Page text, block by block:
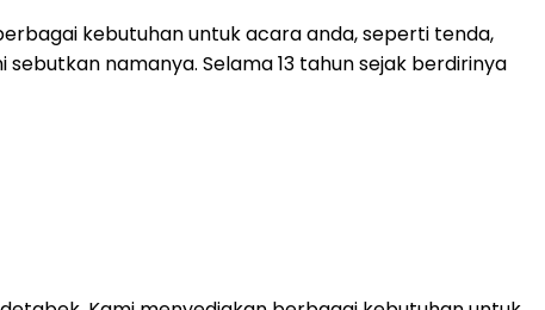
kebutuhan untuk acara anda, seperti tenda,
namanya. Selama 13 tahun sejak berdirinya